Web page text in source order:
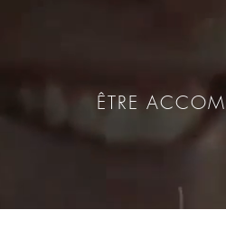
ÊTRE